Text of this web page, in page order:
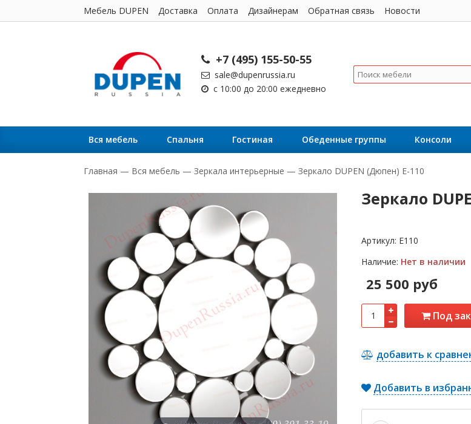
Мебель DUPEN Доставка Оплата Дизайнерам Обратная связь Новости
+7 (495) 155-50-55
sale@dupenrussia.ru
с 10:00 до 20:00 ежедневно
Вся мебель Cпальня Гостиная Обеденные группы Консоли
Главная — Вся мебель — Зеркала интерьерные — Зеркало DUPEN (Дюпен) E-110
Зеркало
Артикул: Е110
Наличие: Нет в наличии
25 500 руб
Под
добавить к
Добавить в